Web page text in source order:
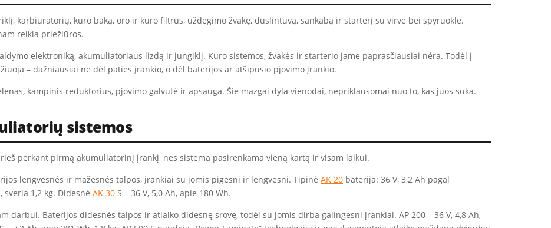
karbiuratorių, kuro baką, oro ir kuro filtrus, uždegimo žvakę, duslintuvą, sankabą ir starterį su virve bei spyruokle.
reikia priežiūros.
elektroniką, akumuliatoriaus lizdą ir jungiklį. Kuro sistemos, žvakės ir starterio jame paprasčiausiai nėra. Todėl į
– dažniausiai ne dėl paties įrankio, o dėl baterijos ar atšipusio pjovimo įrankio.
kampinis reduktorius, pjovimo galvutė ir apsauga. Šie mazgai dyla vienodai, nepriklausomai nuo to, kas juos suka.
sistemos
perkant pirmą akumuliatorinį įrankį, nes sistema pasirenkama vieną kartą ir visam laikui.
lengvesnės ir mažesnės talpos, įrankiai su jomis pigesni ir lengvesni. Tipinė AK 20 baterija: 36 V, 3,2 Ah pagal
1,2 kg. Didesnė AK 30 S – 36 V, 5,0 Ah, apie 180 Wh.
darbui. Baterijos didesnės talpos ir atlaiko didesnę srovę, todėl su jomis dirba galingesni įrankiai. AP 200 – 36 V, 4,8 Ah,